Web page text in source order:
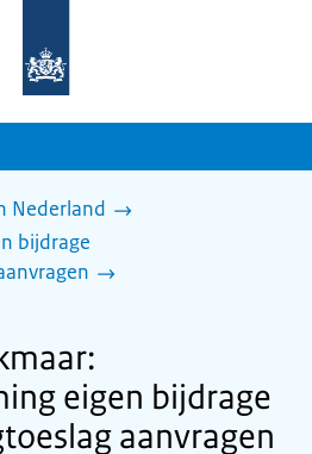
Nederland
bijdrage
eigen bijdrage
aanvragen